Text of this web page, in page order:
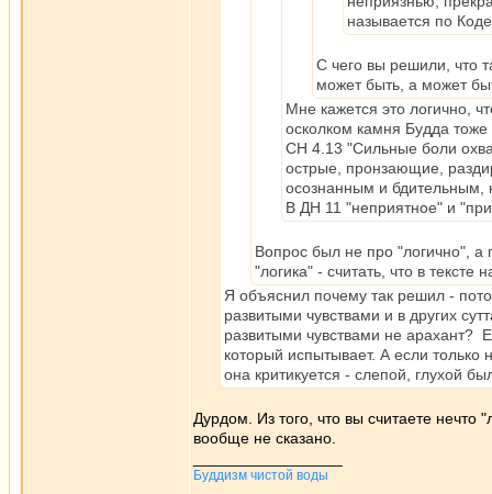
называется по
С чего вы решили, что
может быть, а может
Мне кажется это логично,
осколком камня Будда
СН 4.13 "Сильные боли
острые, пронзающие,
осознанным и бдительным,
В ДН 11 "неприятное" и
Вопрос был не про "логично", а
"логика" - считать, что в тексте
Я объяснил почему так решил -
развитыми чувствами и в других
развитыми чувствами не арахант?
который испытывает. А если
она критикуется - слепой, глухой
Дурдом. Из того, что вы считаете нечто
вообще не сказано.
Буддизм чистой воды